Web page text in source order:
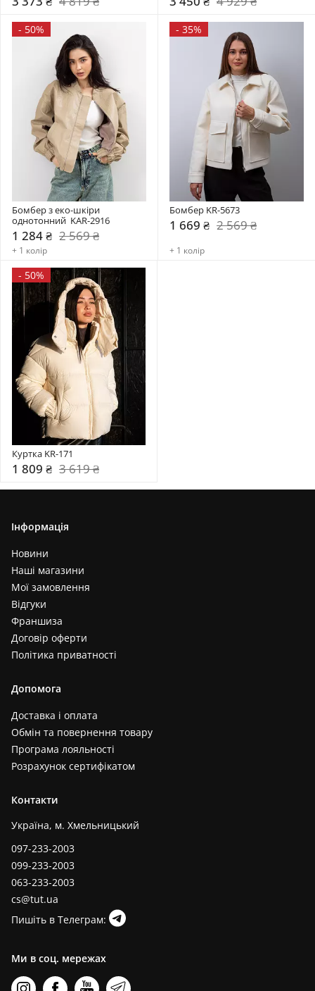
- 50%
Бомбер з еко-шкіри
однотонний  KAR-2916
1 284 ₴ 2 569 ₴
+ 1 колір
- 35%
Бомбер KR-5673
1 669 ₴ 2 569 ₴
+ 1 колір
- 50%
Куртка KR-171
1 809 ₴ 3 619 ₴
Інформація
Новини
Наші магазини
Мої замовлення
Відгуки
Франшиза
Договір оферти
Політика приватності
Допомога
Доставка і оплата
Обмін та повернення товару
Програма лояльності
Розрахунок сертифікатом
Контакти
Україна, м. Хмельницький
097-233-2003
099-233-2003
063-233-2003
cs@tut.ua
Пишіть в Телеграм:
Ми в соц. мережах